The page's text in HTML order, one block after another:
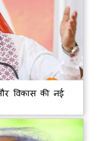
विकास की नई